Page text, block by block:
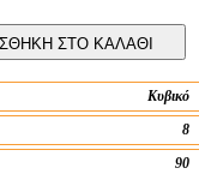
ΣΤΟ ΚΑΛΑΘΙ
Κυβικό
8
90